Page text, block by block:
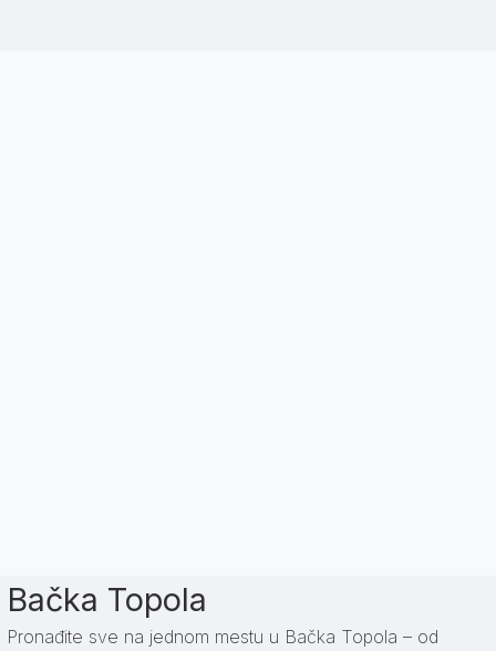
Bačka Topola
Pronađite sve na jednom mestu u Bačka Topola – od